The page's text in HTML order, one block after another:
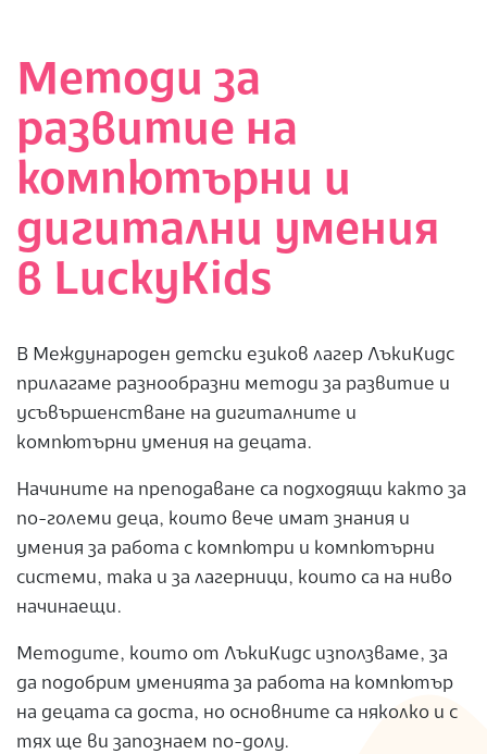
Методи за
развитие на
компютърни и
дигитални умения
в LuckyKids
В Международен детски езиков лагер ЛъкиКидс
прилагаме разнообразни методи за развитие и
усъвършенстване на дигиталните и
компютърни умения на децата.
Начините на преподаване са подходящи както за
по-големи деца, които вече имат знания и
умения за работа с компютри и компютърни
системи, така и за лагерници, които са на ниво
начинаещи.
Методите, които от ЛъкиКидс използваме, за
да подобрим уменията за работа на компютър
на децата са доста, но основните са няколко и с
тях ще ви запознаем по-долу.